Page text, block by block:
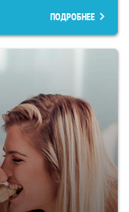
ПОДРОБНЕЕ